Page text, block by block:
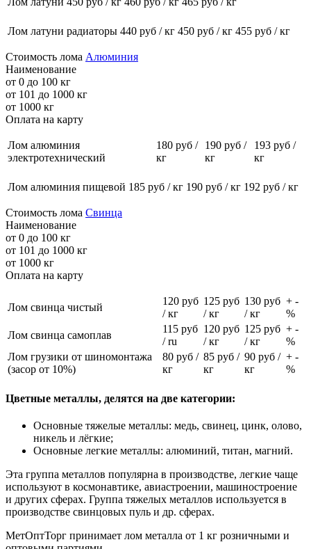
Лом латуни радиаторы 440 руб / кг 450 руб / кг 455 руб / кг
Стоимость лома Алюминия
Наименование
от 0 до 100 кг
от 101 до 1000 кг
от 1000 кг
Оплата на карту
Лом алюминия
электротехнический
180 руб /
кг
190 руб /
кг
193 руб /
кг
Лом алюминия пищевой 185 руб / кг 190 руб / кг 192 руб / кг
Стоимость лома Свинца
Наименование
от 0 до 100 кг
от 101 до 1000 кг
от 1000 кг
Оплата на карту
Лом свинца чистый
120 руб
/ кг
125 руб
/ кг
130 руб
/ кг
+ -
%
Лом свинца самоплав
115 руб
/ ru
120 руб
/ кг
125 руб
/ кг
+ -
%
Лом грузики от шиномонтажа
(засор от 10%)
80 руб /
кг
85 руб /
кг
90 руб /
кг
+ -
%
Цветные металлы, делятся на две категории:
Основные тяжелые металлы: медь, свинец, цинк, олово,
никель и лёгкие;
Основные легкие металлы: алюминий, титан, магний.
Эта группа металлов популярна в производстве, легкие чаще
используют в космонавтике, авиастроении, машиностроение
и других сферах. Группа тяжелых металлов используется в
производстве свинцовых пуль и др. сферах.
МетОптТорг принимает лом металла от 1 кг розничными и